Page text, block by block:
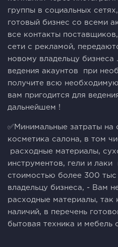
группы в социальных
готовый бизнес со всеми
все контакты
сети с рекламой,
новому владельцу
ведения акаунтов при
получите всю
вам пригодится для
дальнейшем !
✅Минимальные затраты на
косметика салона, в том
расходные материалы,
инструментов, гели и
стоимостью более 300
владельцу бизнеса, - Вам
расходные материалы, так
наличий, в перечень
бытовая техника и мебель